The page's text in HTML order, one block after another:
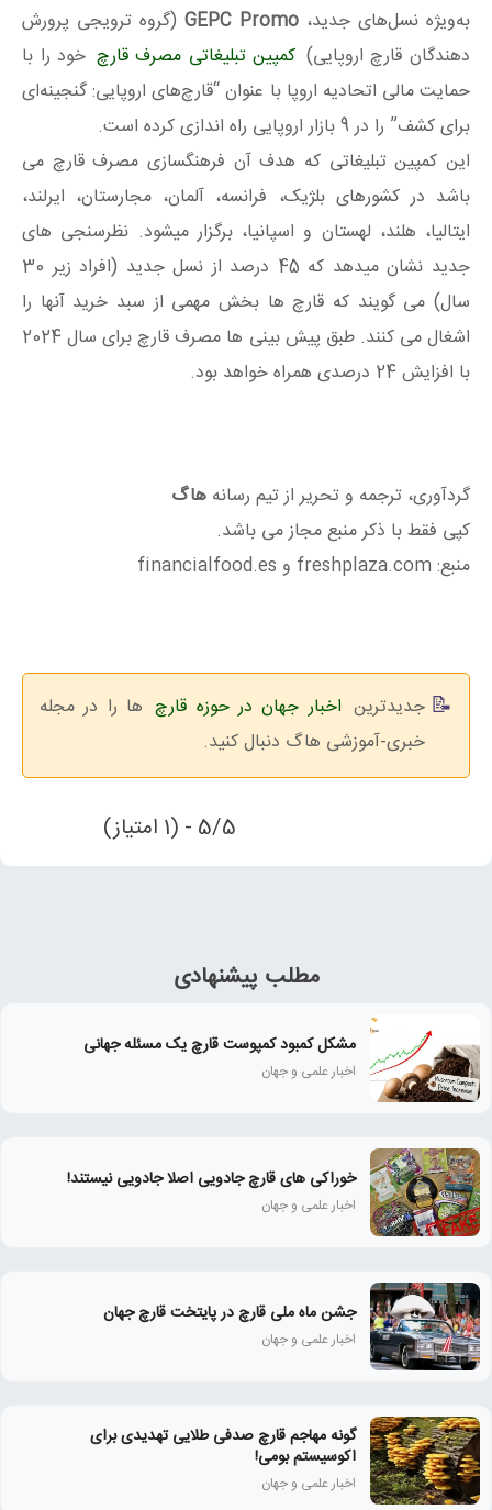
به‌ویژه نسل‌های جدید، GEPC Promo (گروه ترویجی پرورش
دهندگان قارچ اروپایی) کمپین تبلیغاتی مصرف قارچ خود را با
حمایت مالی اتحادیه اروپا با عنوان “قارچ‌های اروپایی: گنجینه‌ای
برای کشف” را در 9 بازار اروپایی راه اندازی کرده است.
این کمپین تبلیغاتی که هدف آن فرهنگسازی مصرف قارچ می
باشد در کشورهای بلژیک، فرانسه، آلمان، مجارستان، ایرلند،
ایتالیا، هلند، لهستان و اسپانیا، برگزار میشود. نظرسنجی های
جدید نشان میدهد که 45 درصد از نسل جدید (افراد زیر 30
سال) می گویند که قارچ ها بخش مهمی از سبد خرید آنها را
اشغال می کنند. طبق پیش بینی ها مصرف قارچ برای سال 2024
با افزایش 24 درصدی همراه خواهد بود.
گردآوری، ترجمه و تحریر از تیم رسانه هاگ
کپی فقط با ذکر منبع مجاز می باشد.
منبع: freshplaza.com و financialfood.es
جدیدترین اخبار جهان در حوزه قارچ ها را در مجله
خبری-آموزشی هاگ دنبال کنید.
5/5 - (1 امتیاز)
مطلب پیشنهادی
مشکل کمبود کمپوست قارچ یک مسئله جهانی
اخبار علمی و جهان
خوراکی های قارچ جادویی اصلا جادویی نیستند!
اخبار علمی و جهان
جشن ماه ملی قارچ در پایتخت قارچ جهان
اخبار علمی و جهان
گونه مهاجم قارچ صدفی طلایی تهدیدی برای
اکوسیستم بومی!
اخبار علمی و جهان